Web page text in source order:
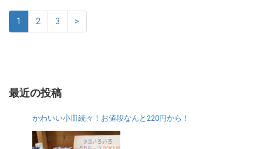
1 2 3 >
最近の投稿
かわいい小皿続々！お値段なんと220円から！